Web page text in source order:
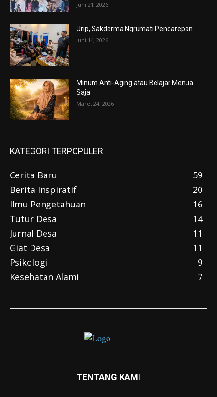
Juni 21, 2026
Urip, Sakderma Ngrumati Pengarepan
Juni 14, 2026
Minum Anti-Aging atau Belajar Menua
Saja
Maret 24, 2026
KATEGORI TERPOPULER
Cerita Baru
59
Berita Inspiratif
20
Ilmu Pengetahuan
16
Tutur Desa
14
Jurnal Desa
11
Giat Desa
11
Psikologi
9
Kesehatan Alami
7
TENTANG KAMI